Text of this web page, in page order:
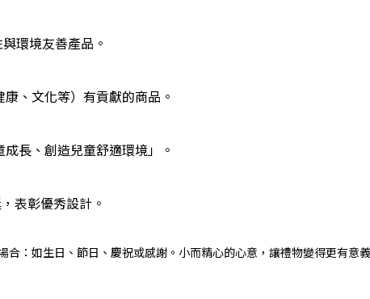
環境友善產品。
、文化等）有貢獻的商品。
長、創造兒童舒適環境」。
表彰優秀設計。
：如生日、節日、慶祝或感謝。小而精心的心意，讓禮物變得更有意